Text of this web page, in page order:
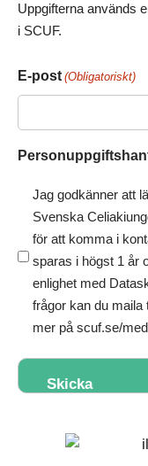
Uppgifterna används
i SCUF.
E-post (Obligatoriskt)
Jag godkänner att
Svenska
för att komma i
sparas i högst 1 år
enlighet med
frågor kan du maila
mer på scuf.se/